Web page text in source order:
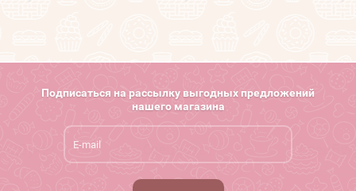
Подписаться на рассылку выгодных предложений
нашего магазина